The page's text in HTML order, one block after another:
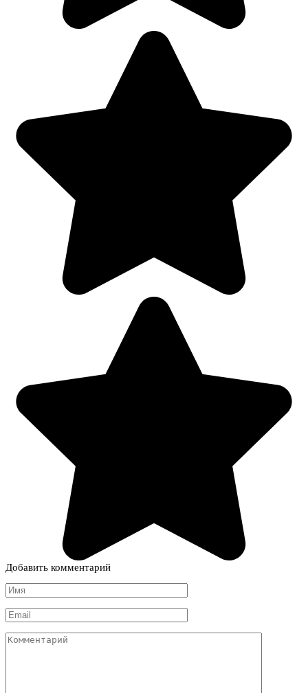
Добавить комментарий
Имя
*
Email
*
Комментарий